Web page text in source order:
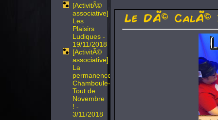
[ActivitÃ©
associative]
Les
Plaisirs
Ludiques -
19/11/2018
[ActivitÃ©
associative]
La
permanence
Chamboule-
Tout de
Novembre
! -
3/11/2018
Le DÃ© CalÃ©